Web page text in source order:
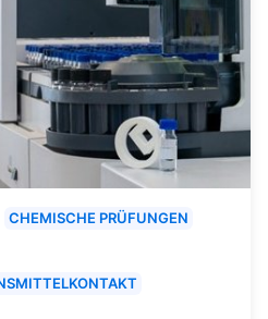
CHEMISCHE PRÜFUNGEN